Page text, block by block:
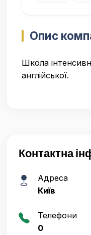
Опис
Школа
англійської.
Контактна
Адреса
Київ
Телефони
0